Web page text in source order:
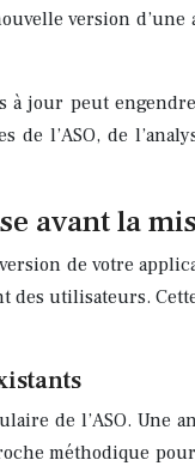
version
à jour peut
de l’ASO, de
avant la
de votre
utilisateurs.
de l’ASO. Une
méthodique